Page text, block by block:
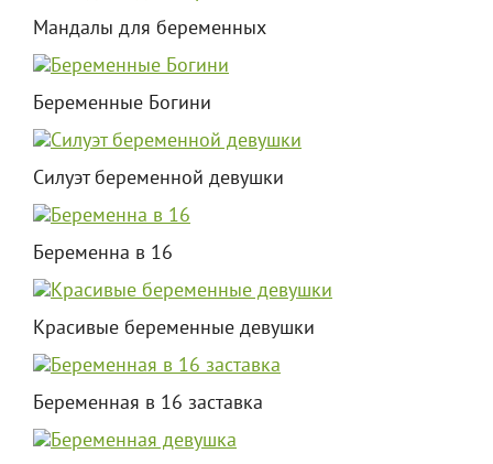
Мандалы для беременных
Беременные Богини
Силуэт беременной девушки
Беременна в 16
Красивые беременные девушки
Беременная в 16 заставка